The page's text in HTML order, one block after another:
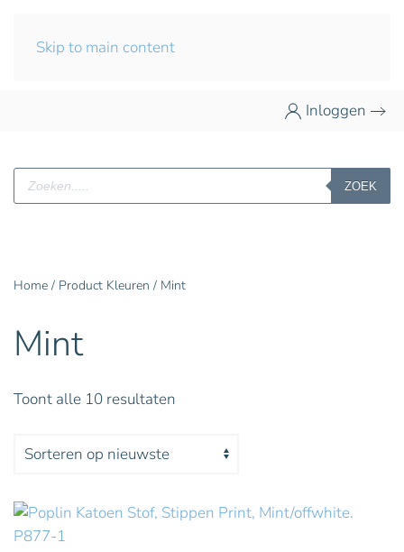
Skip to main content
Inloggen
Producten
zoeken
ZOEK
Home / Product Kleuren / Mint
Mint
Toont alle 10 resultaten